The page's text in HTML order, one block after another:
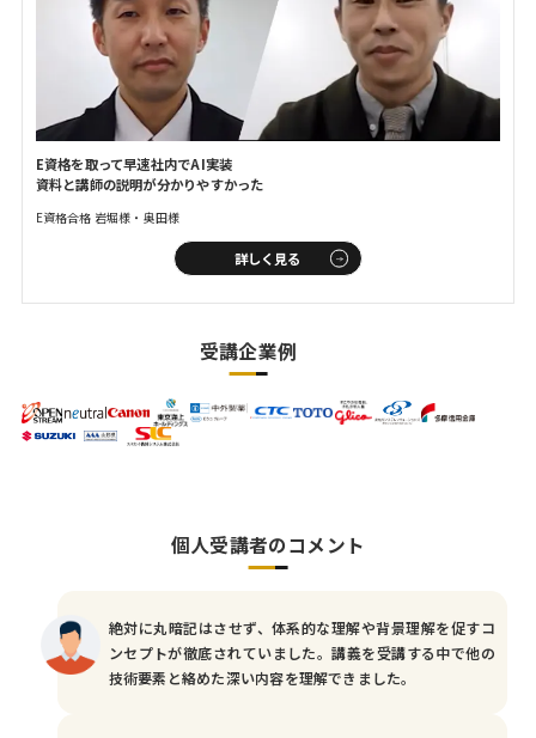
E資格を取って早速社内でAI実装
資料と講師の説明が分かりやすかった
E資格合格 岩堀様・奥田様
詳しく見る
受講企業例
個人受講者のコメント
絶対に丸暗記はさせず、体系的な理解や背景理解を促すコ
ンセプトが徹底されていました。講義を受講する中で他の
技術要素と絡めた深い内容を理解できました。